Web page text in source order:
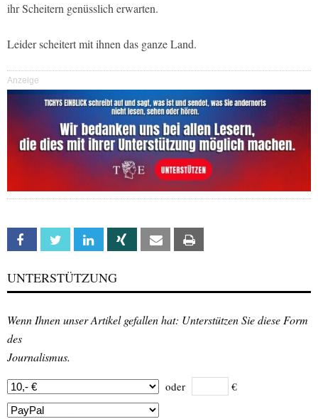
ihr Scheitern genüsslich erwarten.
Leider scheitert mit ihnen das ganze Land.
Anzeige
Facebook Twitter Linkedin Xing Email
UNTERSTÜTZUNG
Wenn Ihnen unser Artikel gefallen hat: Unterstützen Sie diese Form
des
Journalismus.
oder €